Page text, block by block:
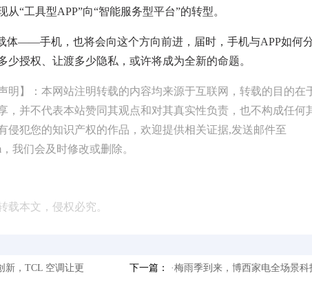
从“工具型APP”向“智能服务型平台”的转型。
——手机，也将会向这个方向前进，届时，手机与APP如何
少授权、让渡多少隐私，或许将成为全新的命题。
明】：本网站注明转载的内容均来源于互联网，转载的目的在
，并不代表本站赞同其观点和对其真实性负责，也不构成任何
侵犯您的知识产权的作品，欢迎提供相关证据,发送邮件至
，我们会及时修改或删除。
载本文，侵权必究。
新，TCL 空调让更 下一篇： ·梅雨季到来，博西家电全场景科